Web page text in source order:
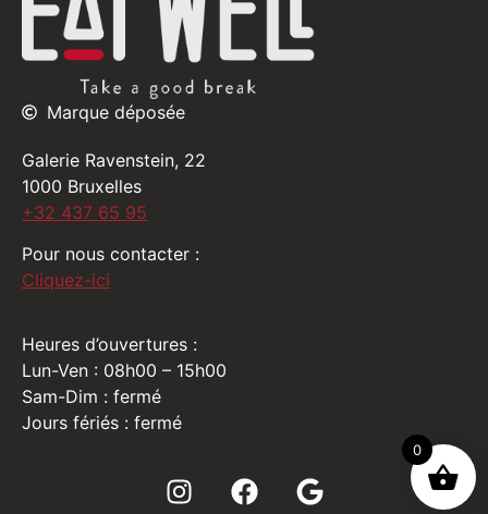
Marque déposée
Galerie Ravenstein, 22
1000 Bruxelles
+32 437 65 95
Pour nous contacter :
Cliquez-ici
Heures d’ouvertures :
Lun-Ven : 08h00 – 15h00
Sam-Dim : fermé
Jours fériés : fermé
0